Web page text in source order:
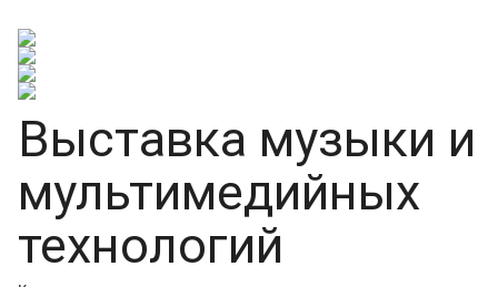
Выставка музыки и
мультимедийных
технологий